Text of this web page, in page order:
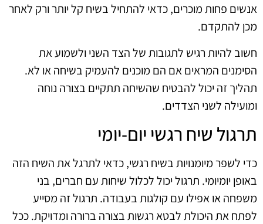
אנשים פחות מוכרים, כדאי להתחיל בשיח קל יותר ורק לאחר
מכן להתקדם.
חשוב להיות רגיש לתגובות של הצד השני ולשמוע את
הסימנים המראים אם הם מוכנים להעמיק בשיחה או לא.
תהליך זה יכול להבטיח שהשיחה תתקיים בצורה נוחה
ומועילה לשני הצדדים.
תרגול שיח רגשי יום-יומי
כדי לשפר מיומנויות בשיח רגשי, כדאי לתרגל את השיח הזה
באופן יומיומי. תרגול יכול לכלול שיחות עם חברים, בני
משפחה או אפילו עם קולגות בעבודה. תרגול זה מסייע
לפתח את היכולת לבטא רגשות בצורה ברורה ומדויקת. ככל